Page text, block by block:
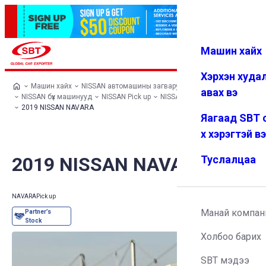
Дуртай Цэс
Машин хайх
Хэрхэн
авах вэ
Яагаад SBT
х хэрэгтэй
Туслалцаа
Манай
Холбоо барих
SBT мэдээ
Машин хайх
NISSAN автомашины загварууд
NISSAN бүх машинууд
NISSAN Pick up
NISSAN NAVARA
2019 NISSAN NAVARA
2019 NISSAN NAVARA
NAVARAPick up